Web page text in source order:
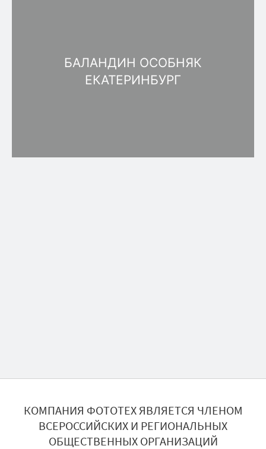
БАЛАНДИН ОСОБНЯК
ЕКАТЕРИНБУРГ
КОМПАНИЯ ФОТОТЕХ ЯВЛЯЕТСЯ ЧЛЕНОМ
ВСЕРОССИЙСКИХ И РЕГИОНАЛЬНЫХ
ОБЩЕСТВЕННЫХ ОРГАНИЗАЦИЙ